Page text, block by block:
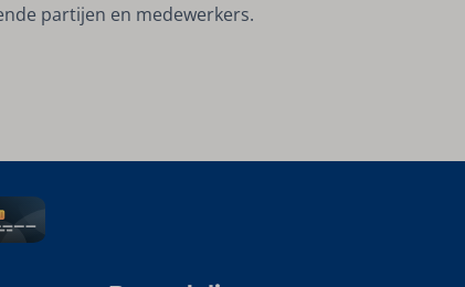
partijen en medewerkers.